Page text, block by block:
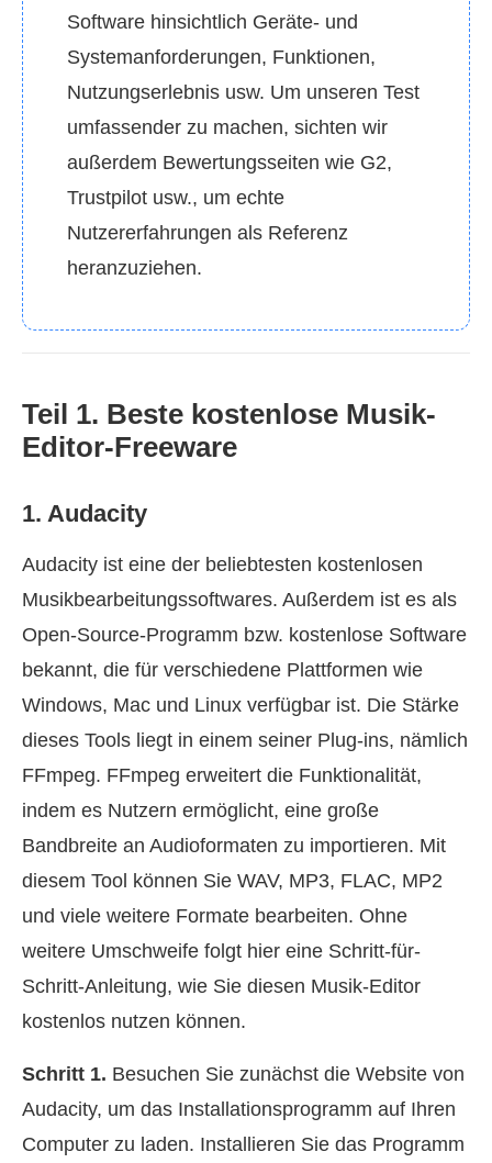
Software hinsichtlich Geräte‑ und
Systemanforderungen, Funktionen,
Nutzungserlebnis usw. Um unseren Test
umfassender zu machen, sichten wir
außerdem Bewertungsseiten wie G2,
Trustpilot usw., um echte
Nutzererfahrungen als Referenz
heranzuziehen.
Teil 1. Beste kostenlose Musik-
Editor-Freeware
1. Audacity
Audacity ist eine der beliebtesten kostenlosen
Musikbearbeitungssoftwares. Außerdem ist es als
Open-Source-Programm bzw. kostenlose Software
bekannt, die für verschiedene Plattformen wie
Windows, Mac und Linux verfügbar ist. Die Stärke
dieses Tools liegt in einem seiner Plug-ins, nämlich
FFmpeg. FFmpeg erweitert die Funktionalität,
indem es Nutzern ermöglicht, eine große
Bandbreite an Audioformaten zu importieren. Mit
diesem Tool können Sie WAV, MP3, FLAC, MP2
und viele weitere Formate bearbeiten. Ohne
weitere Umschweife folgt hier eine Schritt-für-
Schritt-Anleitung, wie Sie diesen Musik-Editor
kostenlos nutzen können.
Schritt 1. Besuchen Sie zunächst die Website von
Audacity, um das Installationsprogramm auf Ihren
Computer zu laden. Installieren Sie das Programm